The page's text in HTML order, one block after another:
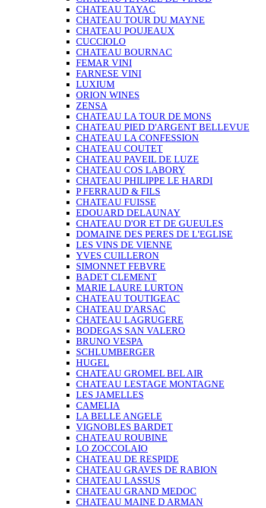
CHATEAU TAYAC
CHATEAU TOUR DU MAYNE
CHATEAU POUJEAUX
CUCCIOLO
CHATEAU BOURNAC
FEMAR VINI
FARNESE VINI
LUXIUM
ORION WINES
ZENSA
CHATEAU LA TOUR DE MONS
CHATEAU PIED D'ARGENT BELLEVUE
CHATEAU LA CONFESSION
CHATEAU COUTET
CHATEAU PAVEIL DE LUZE
CHATEAU COS LABORY
CHATEAU PHILIPPE LE HARDI
P FERRAUD & FILS
CHATEAU FUISSE
EDOUARD DELAUNAY
CHATEAU D'OR ET DE GUEULES
DOMAINE DES PERES DE L'EGLISE
LES VINS DE VIENNE
YVES CUILLERON
SIMONNET FEBVRE
BADET CLEMENT
MARIE LAURE LURTON
CHATEAU TOUTIGEAC
CHATEAU D'ARSAC
CHATEAU LAGRUGERE
BODEGAS SAN VALERO
BRUNO VESPA
SCHLUMBERGER
HUGEL
CHATEAU GROMEL BEL AIR
CHATEAU LESTAGE MONTAGNE
LES JAMELLES
CAMELIA
LA BELLE ANGELE
VIGNOBLES BARDET
CHATEAU ROUBINE
LO ZOCCOLAIO
CHATEAU DE RESPIDE
CHATEAU GRAVES DE RABION
CHATEAU LASSUS
CHATEAU GRAND MEDOC
CHATEAU MAINE D ARMAN